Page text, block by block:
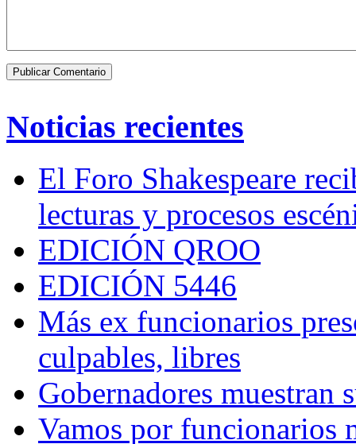
Noticias recientes
El Foro Shakespeare
lecturas y procesos
EDICIÓN QROO
EDICIÓN 5446
Más ex funcionarios
culpables, libres
Gobernadores muestran
Vamos por funcionarios